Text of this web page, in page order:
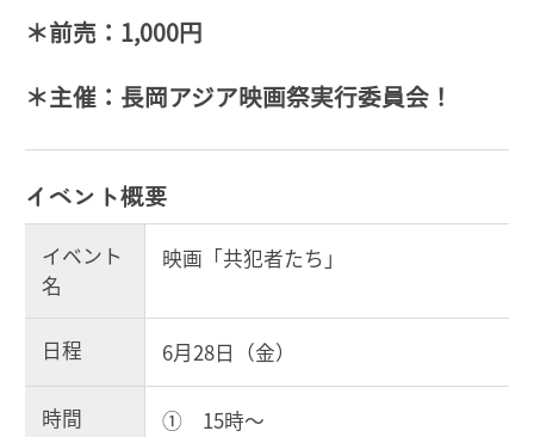
＊前売：1,000円
＊主催：長岡アジア映画祭実行委員会！
イベント概要
イベント
名
映画「共犯者たち」
日程 6月28日（金）
時間 ① 15時～